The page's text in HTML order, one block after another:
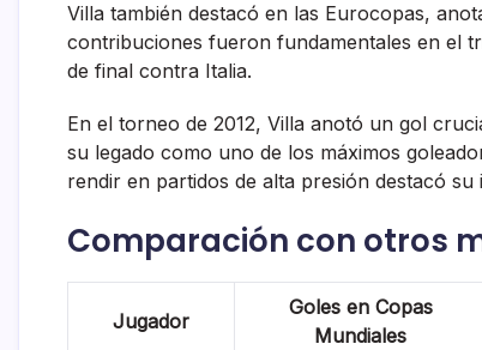
Villa también destacó en las Eurocopas,
contribuciones fueron fundamentales en el
de final contra Italia.
En el torneo de 2012, Villa anotó un gol
su legado como uno de los máximos
rendir en partidos de alta presión destacó
Comparación con otros
Jugador
Goles en Copas
Mundiales